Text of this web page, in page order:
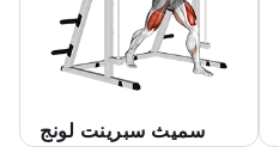
سميث سبرينت لونج